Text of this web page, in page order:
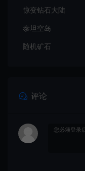
惊变钻石大陆
泰坦空岛
随机矿石
评论